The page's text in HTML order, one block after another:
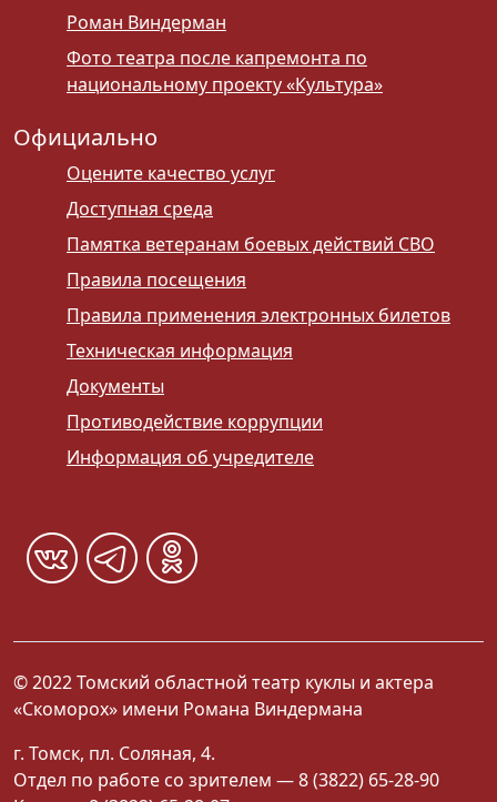
Роман Виндерман
Фото театра после капремонта по
национальному проекту «Культура»
Официально
Оцените качество услуг
Доступная среда
Памятка ветеранам боевых действий СВО
Правила посещения
Правила применения электронных билетов
Техническая информация
Документы
Противодействие коррупции
Информация об учредителе
© 2022 Томский областной театр куклы и актера
«Скоморох» имени Романа Виндермана
г. Томск, пл. Соляная, 4.
Отдел по работе со зрителем — 8 (3822) 65-28-90